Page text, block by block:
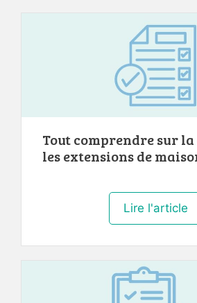
Tout comprendre sur la
les extensions de
Lire l'article